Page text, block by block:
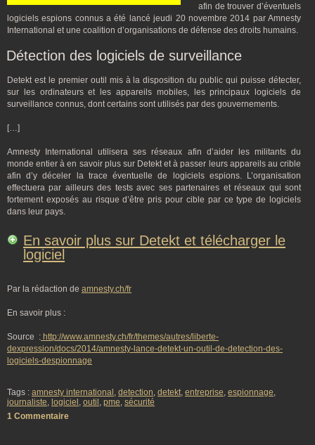
afin de trouver d’éventuels
logiciels espions connus a été lancé jeudi 20 novembre 2014 par Amnesty
International et une coalition d’organisations de défense des droits humains.
Détection des logiciels de surveillance
Detekt est le premier outil mis à la disposition du public qui puisse détecter,
sur les ordinateurs et les appareils mobiles, les principaux logiciels de
surveillance connus, dont certains sont utilisés par des gouvernements.
[…]
Amnesty International utilisera ses réseaux afin d’aider les militants du
monde entier à en savoir plus sur Detekt et à passer leurs appareils au crible
afin d’y déceler la trace éventuelle de logiciels espions. L’organisation
effectuera par ailleurs des tests avec ses partenaires et réseaux qui sont
fortement exposés au risque d’être pris pour cible par ce type de logiciels
dans leur pays.
En savoir plus sur Detekt et télécharger le
logiciel
Par la rédaction de amnesty.ch/fr
En savoir plus :
Source : http://www.amnesty.ch/fr/themes/autres/liberte-
dexpression/docs/2014/amnesty-lance-detekt-un-outil-de-detection-des-
logiciels-despionnage
Tags : amnesty international , detection, detekt, entreprise, espionnage,
journaliste, logiciel , outil , pme, sécurité
1 Commentaire